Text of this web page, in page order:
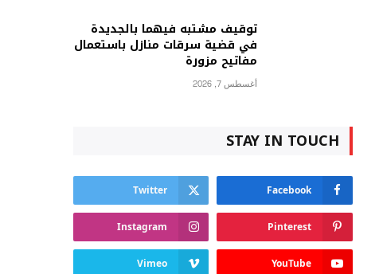
توقيف مشتبه فيهما بالجديدة
في قضية سرقات منازل باستعمال
مفاتيح مزورة
أغسطس 7, 2026
STAY IN TOUCH
Facebook
Twitter
Pinterest
Instagram
YouTube
Vimeo